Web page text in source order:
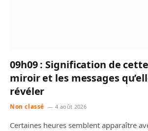
09h09 : Signification de
miroir et les messages
révéler
Non classé 4 août 2026
Certaines heures semblent apparaître